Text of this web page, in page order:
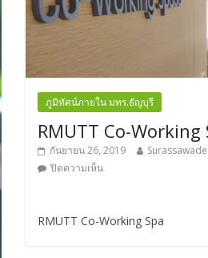
ภูมิทัศน์ภายใน มทร.ธัญบุรี
RMUTT Co-Working
กันยายน 26, 2019
ปิดความเห็น
RMUTT Co-Working Spa